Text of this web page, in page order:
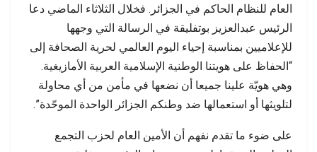
العام للنظام الحاكم في الجزائر. فخلال الثلاثاء الماضي دعا
الرئيس عبدالعزيز بوتفليقة في الرسالة التي وجهها
للإعلاميين بمناسبة إحياء اليوم العالمي لحرية الصحافة إلى
“الحفاظ على هويتنا الوطنية الإسلامية العربية الأمازيغية.
وهي هويّة علينا جميعا أن نضعها في مأمن من أي محاولة
لتلويثها أو استعمالها ضد وطنكم الجزائر الواحدة الموحّدة”.
على ضوء ما تقدم نفهم أن الأمين العام لحزب التجمع